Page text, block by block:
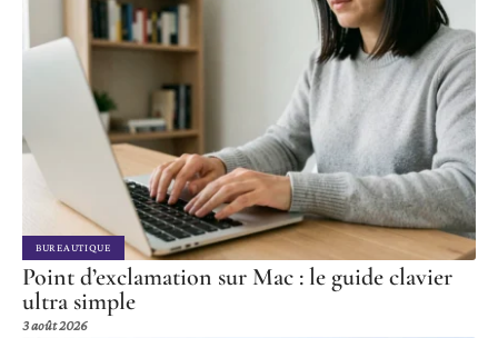
BUREAUTIQUE
Point d’exclamation sur Mac : le guide clavier
ultra simple
3 août 2026